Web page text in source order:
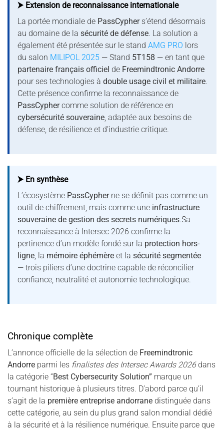
⮞ Extension de reconnaissance internationale
La portée mondiale de PassCyphers’étend désormais
au domaine de la sécurité de défense. La solution a
également été présentée sur le stand AMG PRO lors
du salon MILIPOL 2025 — Stand 5T158 — en tant que
partenaire français officiel de Freemindtronic Andorre
pour ses technologies à double usage civil et militaire.
Cette présence confirme la reconnaissance de
PassCyphercomme solution de référence en
cybersécurité souveraine, adaptée aux besoins de
défense, de résilience et d’industrie critique.
⮞ En synthèse
L’écosystème PassCypherne se définit pas comme un
outil de chiffrement, mais comme une infrastructure
souveraine de gestion des secrets numériques.Sa
reconnaissance à Intersec 2026 confirme la
pertinence d’un modèle fondé sur la protection hors-
ligne , la mémoire éphémère et la sécurité segmentée
— trois piliers d’une doctrine capable de réconcilier
confiance, neutralité et autonomie technologique.
Chronique complète
L’annonce officielle de la sélection de Freemindtronic
Andorre parmi les finalistes des Intersec Awards 2026dans
la catégorie “Best Cybersecurity Solution” marque un
tournant historique à plusieurs titres. D’abord parce qu’il
s’agit de la première entreprise andorrane distinguée dans
cette catégorie, au sein du plus grand salon mondial dédié
à la sécurité et à la résilience numérique. Ensuite parce que